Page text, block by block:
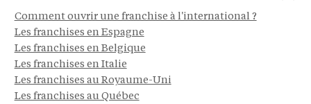
Comment ouvrir une franchise à l'international ?
Les franchises en Espagne
Les franchises en Belgique
Les franchises en Italie
Les franchises au Royaume-Uni
Les franchises au Québec